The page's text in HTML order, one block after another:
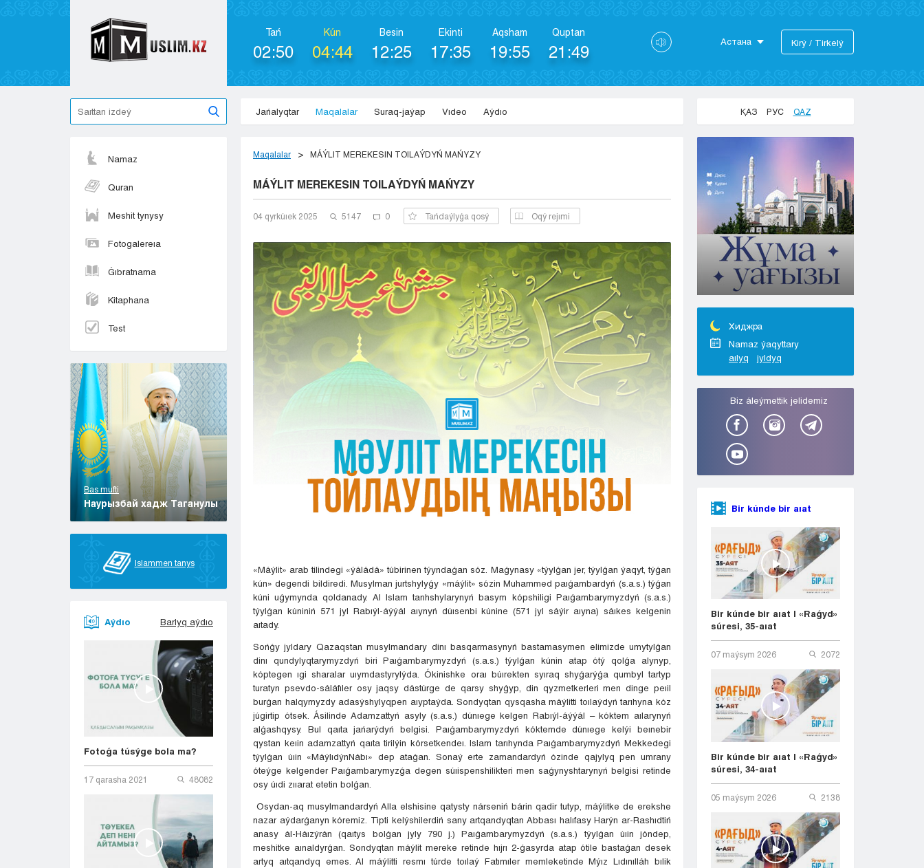
Tań
02:50
Kún
04:44
Besіn
12:25
Ekіntі
17:35
Aqsham
19:55
Quptan
21:49 Астана
Aktobe
Jezkazgan
Karaganda
Kokshetaý
Kostanaı
Kyzylorda
Pavlodar
Petropavlovsk
Semeı
Taldykorgan
Taraz
Týrkestan
Ýralsk
Ýst-Kamenogorsk
Shymkent
Kіrý / Tіrkelý
Jańalyqtar Maqalalar Suraq-jaýap Vıdeo Aýdıo ҚАЗ РУС QAZ
Namaz
Quran
Meshit tynysy
Fotogalereıa
Ǵıbratnama
Kitaphana
Test
Bas mufti
Наурызбай хадж Таганулы
Islammen tanys
Aýdıo Barlyq aýdıo
Fotoǵa túsýge bola ma?
17 qarasha 2021 48082
Maqalalar MÁÝLIT MEREKESIN TOILAÝDYŃ MAŃYZY
MÁÝLIT MEREKESIN TOILAÝDYŃ MAŃYZY
04 qyrkúıek 2025 5147 0 Tańdaýlyǵa qosý Оqý rejımi
«Máýlit» arab tilindegi «ýáládá» túbirinen týyndaǵan sóz. Maǵynasy «týylǵan jer, týylǵan ýaqyt, týǵan
kún» degendi bildiredi. Musylman jurtshylyǵy «máýlit» sózin Muhammed paıǵambardyń (s.a.s.) týǵan
kúni uǵymynda qoldanady. Al Islam tarıhshylarynyń basym kópshiligi Paıǵambarymyzdyń (s.a.s.)
týylǵan kúniniń 571 jyl Rabıýl-áýýál aıynyń dúısenbi kúnine (571 jyl sáýir aıyna) sáıkes kelgenin
aıtady.
Sońǵy jyldary Qazaqstan musylmandary dinı basqarmasynyń bastamasymen elimizde umytylǵan
dinı qundylyqtarymyzdyń biri Paıǵambarymyzdyń (s.a.s.) týylǵan kúnin atap ótý qolǵa alynyp,
kóptegen ıgi sharalar uıymdastyrylýda. Ókinishke oraı búırekten syıraq shyǵarýǵa qumbyl tartyp
turatyn psevdo-sáláfıler osy jaqsy dástúrge de qarsy shyǵyp, din qyzmetkerleri men dinge peıil
burǵan halqymyzdy adasýshylyqpen aıyptaýda. Sondyqtan qysqasha máýlitti toılaýdyń tarıhyna kóz
júgirtip ótsek. Ásilinde Adamzattyń asyly (s.a.s.) dúnıege kelgen Rabıýl-áýýál – kóktem aılarynyń
alǵashqysy. Bul qaıta jańarýdyń belgisi. Paıǵambarymyzdyń kóktemde dúnıege kelýi beınebir
qystan keıin adamzattyń qaıta tirilýin kórsetkendeı. Islam tarıhynda Paıǵambarymyzdyń Mekkedegi
týylǵan úıin «MáýlıdýnNábı» dep ataǵan. Sonaý erte zamandardyń ózinde qajylyq pen umrany
óteýge kelgender Paıǵambarymyzǵa degen súıispenshilikteri men saǵynyshtarynyń belgisi retinde
osy úıdi zııarat etetin bolǵan.
Osydan-aq musylmandardyń Alla elshisine qatysty nárseniń bárin qadir tutyp, máýlitke de erekshe
nazar aýdarǵanyn kóremiz. Tipti kelýshilerdiń sany artqandyqtan Abbası halıfasy Harýn ar-Rashıdtiń
anasy ál-Háızýrán (qaıtys bolǵan jyly 790 j.) Paıǵambarymyzdyń (s.a.s.) týylǵan úıin jóndep,
meshitke aınaldyrǵan. Sondyqtan máýlit mereke retinde hıjrı 2-ǵasyrda atap ótile bastaǵan desek
artyq aıtqandyq emes. Al máýlitti resmı túrde toılaý Fatımıler memleketinde Mýız Lıdınılláh bılik
Хиджра
Namaz ýaqyttary
aılyq
jyldyq
Bіz áleýmettіk jelіdemіz
Bir kúnde bir aıat
Bir kúnde bir aıat | «Raǵyd»
súresi, 35-aıat
07 maýsym 2026 2072
Bir kúnde bir aıat | «Raǵyd»
súresi, 34-aıat
05 maýsym 2026 2138